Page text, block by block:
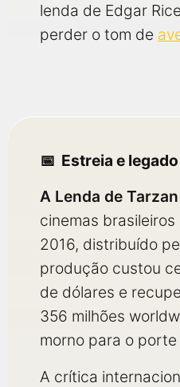
lenda de Edgar
perder o tom de
Estreia e legado
A Lenda de Tarzan
cinemas
2016, distribuído
produção custou
de dólares e
356 milhões
morno para o
A crítica